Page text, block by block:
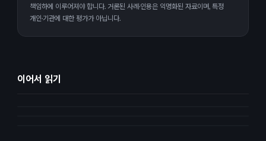
책임하에 이루어져야 합니다. 거론된 사례·인용은 익명화된 자료이며, 특정
개인·기관에 대한 평가가 아닙니다.
이어서 읽기